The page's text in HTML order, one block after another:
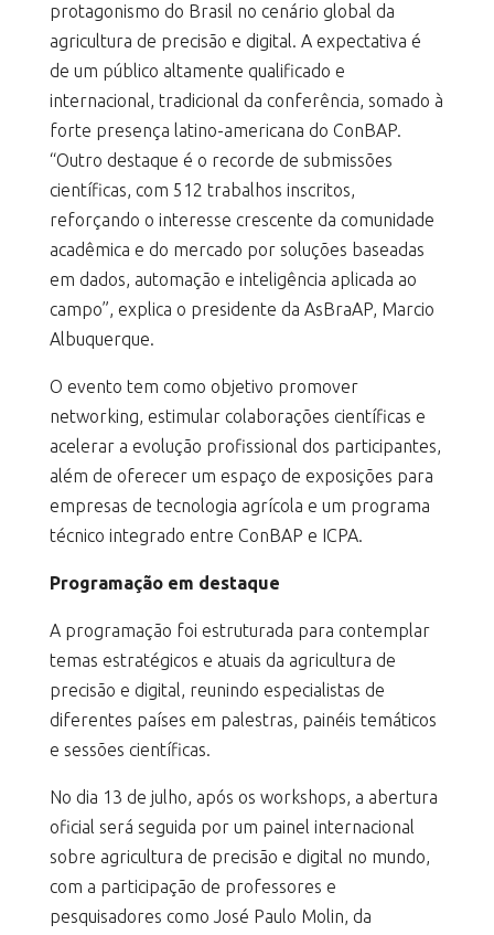
protagonismo do Brasil no cenário global da
agricultura de precisão e digital. A expectativa é
de um público altamente qualificado e
internacional, tradicional da conferência, somado à
forte presença latino-americana do ConBAP.
“Outro destaque é o recorde de submissões
científicas, com 512 trabalhos inscritos,
reforçando o interesse crescente da comunidade
acadêmica e do mercado por soluções baseadas
em dados, automação e inteligência aplicada ao
campo”, explica o presidente da AsBraAP, Marcio
Albuquerque.
O evento tem como objetivo promover
networking, estimular colaborações científicas e
acelerar a evolução profissional dos participantes,
além de oferecer um espaço de exposições para
empresas de tecnologia agrícola e um programa
técnico integrado entre ConBAP e ICPA.
Programação em destaque
A programação foi estruturada para contemplar
temas estratégicos e atuais da agricultura de
precisão e digital, reunindo especialistas de
diferentes países em palestras, painéis temáticos
e sessões científicas.
No dia 13 de julho, após os workshops, a abertura
oficial será seguida por um painel internacional
sobre agricultura de precisão e digital no mundo,
com a participação de professores e
pesquisadores como José Paulo Molin, da